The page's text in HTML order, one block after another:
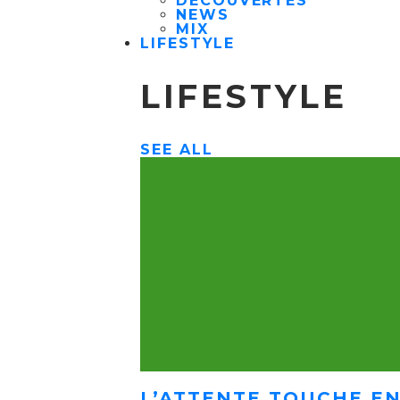
NEWS
MIX
LIFESTYLE
LIFESTYLE
SEE ALL